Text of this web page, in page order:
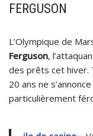
FERGUSON
L’Olympique de
Ferguson,
des prêts cet hiver.
20 ans ne
particulièrement